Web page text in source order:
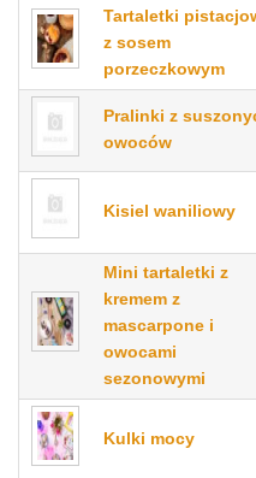
Tartaletki
z sosem
porzeczkowym
Pralinki z
owoców
Kisiel waniliowy
Mini tartaletki z
kremem z
mascarpone i
owocami
sezonowymi
Kulki mocy